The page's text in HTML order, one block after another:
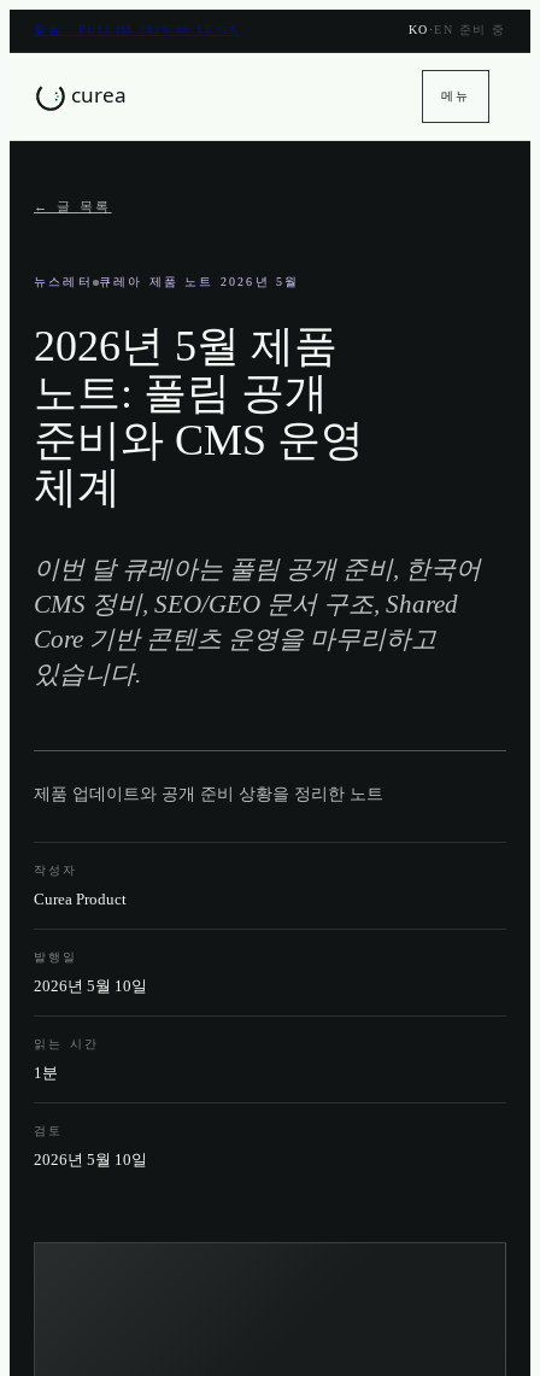
풀림 · PULLIM 2026.06.15 GA KO · EN 준비 중
메뉴
← 글 목록
뉴스레터 큐레아 제품 노트 2026년 5월
2026년 5월 제품
노트: 풀림 공개
준비와 CMS 운영
체계
이번 달 큐레아는 풀림 공개 준비, 한국어
CMS 정비, SEO/GEO 문서 구조, Shared
Core 기반 콘텐츠 운영을 마무리하고
있습니다.
제품 업데이트와 공개 준비 상황을 정리한 노트
작성자
Curea Product
발행일
2026년 5월 10일
읽는 시간
1분
검토
2026년 5월 10일